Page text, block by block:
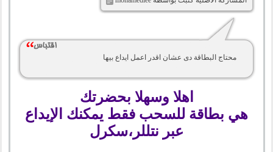
محتاج البطاقة دى عشان اقدر اعمل ايداع بيها
اهلا وسهلا بحضرتك
هي بطاقة للسحب فقط يمكنك الإيداع
عبر نتللر،سكرل